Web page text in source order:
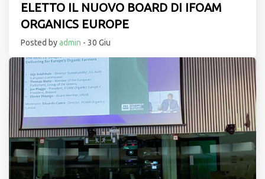
ELETTO IL NUOVO BOARD DI IFOAM
ORGANICS EUROPE
Posted byadmin - 30 Giu